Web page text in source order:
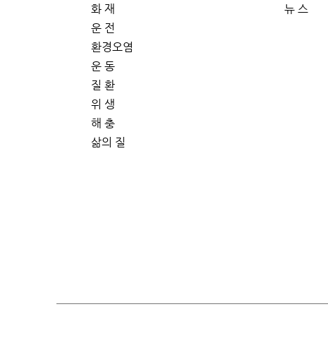
화 재
운 전
환경오염
운 동
질 환
위 생
해 충
삶의 질
뉴 스